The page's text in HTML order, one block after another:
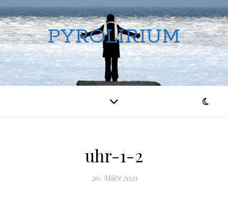
PYROLIRIUM
uhr-1-2
20. März 2021